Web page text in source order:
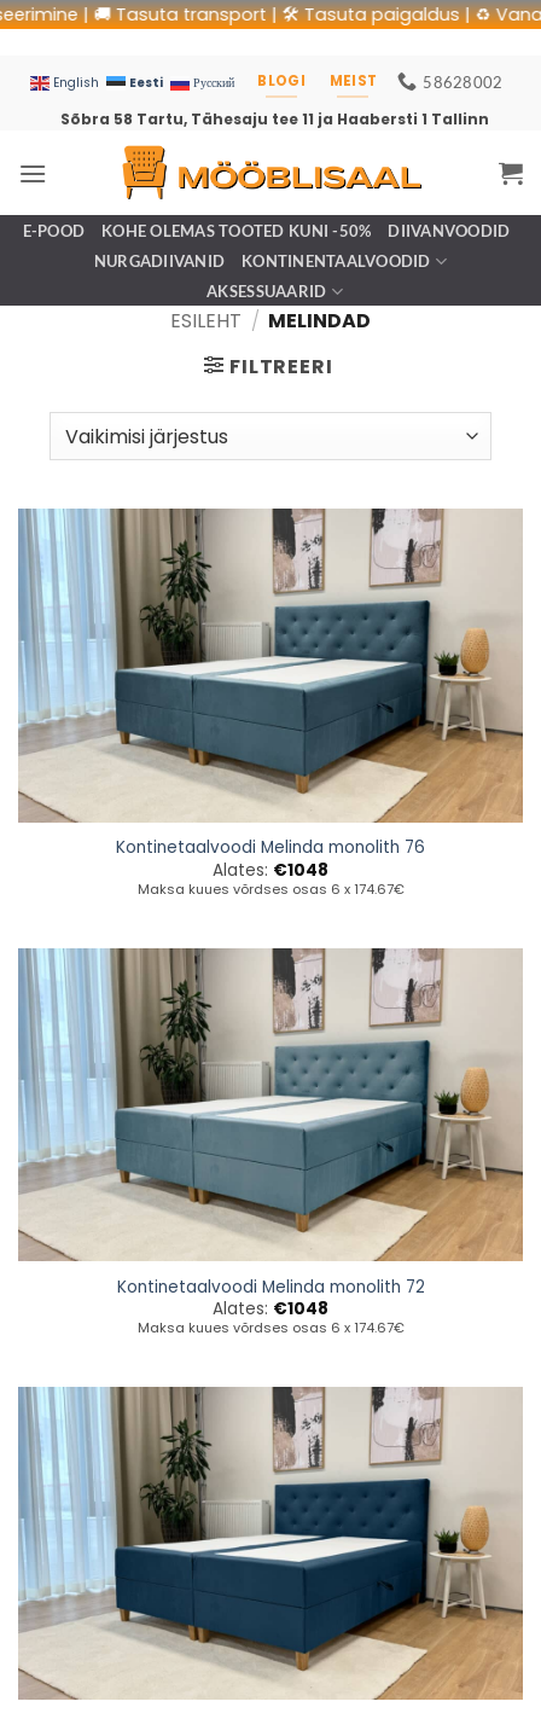
🛠 Tasuta
English Eesti Русский BLOGI MEIST 58628002
Sõbra 58 Tartu, Tähesaju tee 11 ja Haabersti 1 Tallinn
E-POOD KOHE OLEMAS TOOTED KUNI -50%
DIIVANVOODID
NURGADIIVANID
KONTINENTAALVOODID
AKSESSUAARID
ESILEHT / MELINDAD
FILTREERI
Kontinetaalvoodi Melinda monolith 76
Alates: €1048
Maksa kuues võrdses osas 6 x 174.67€
Kontinetaalvoodi Melinda monolith 72
Alates: €1048
Maksa kuues võrdses osas 6 x 174.67€